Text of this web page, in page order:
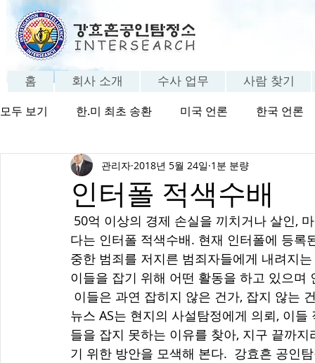
홈 회사 소개 수사 업무 사람 찾기
모두 보기 한.미 최초 송환 미국 언론 한국 언론
방송 보기 탐정의 세계 탐정 FAQ
인터폴 적색수배
관리자 2018년 5월 24일 1분 분량
다는 인터폴 적색수배. 현재 인터폴에 등
중한 범죄를 저지른 범죄자들에게 내려지
이들을 잡기 위해 어떤 활동을 하고 있으
이들은 과연 잡히지 않은 건가, 잡지 않는
뉴스 AS는 현지의 사설탐정에게 의뢰, 이
들을 잡지 못하는 이유를 찾아, 지구 끝까
기 위한 방안을 모색해 본다.  강효흔 공인